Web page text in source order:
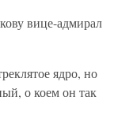
вице-адмирал
ядро, но
о коем он так